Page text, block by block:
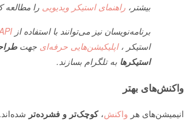
بیشتر، راهنمای استیکر ویدیویی را مطالعه
برنامه‌نویسان نیز می‌توانند با استفاده از
استیکر ،اپلیکیشن‌هایی حرفه‌ای جهت
استیکرها به تلگرام بسازند.
واکنش‌های بهتر
انیمیشن‌های هر واکنش،کوچک‌تر و فشرده‌تر